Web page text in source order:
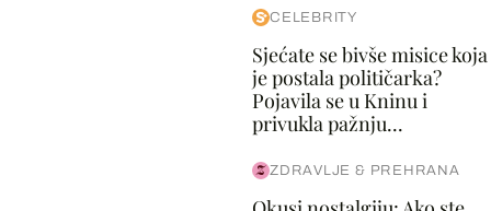
CELEBRITY
Sjećate se bivše misice koja
je postala političarka?
Pojavila se u Kninu i
privukla pažnju...
ZDRAVLJE & PREHRANA